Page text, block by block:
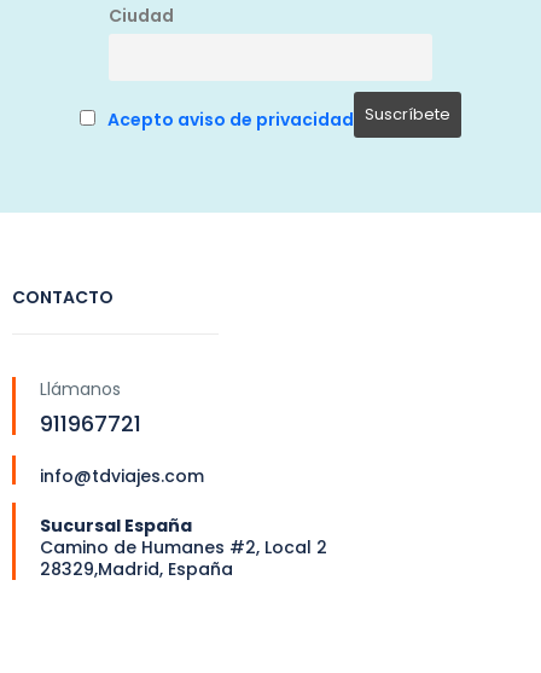
Ciudad
Acepto aviso de privacidad
CONTACTO
Llámanos
911967721
info@tdviajes.com
Sucursal España
Camino de Humanes #2, Local 2
28329,Madrid, España